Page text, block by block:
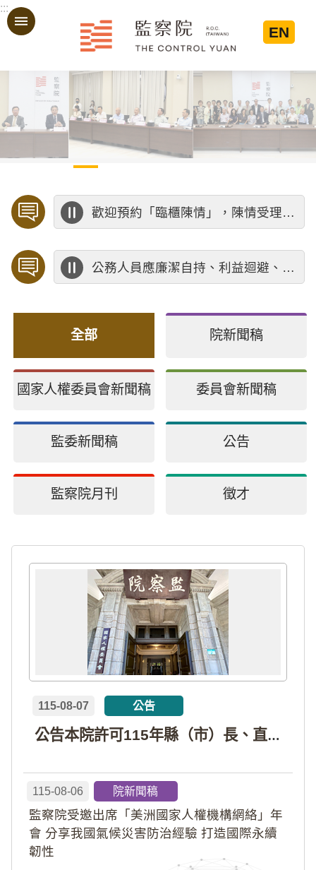
跳到主要內容區塊
:::
EN
歡迎預約「臨櫃陳情」，陳情受理中心將優先排定人員與您接談，釐清案情爭點後收案處理，以節省您的寶貴時間。
公務人員應廉潔自持、利益迴避、依法公正執行公務～考試院公務人員保障暨培訓委員會～
全部 院新聞稿
國家人權委員會新聞稿 委員會新聞稿
監委新聞稿 公告
監察院月刊 徵才
公告本院許可115年縣（市）長、直轄市議員、縣（市）議員擬參選人開立政治獻金專戶共計4戶。各專戶得收受政治獻金期間為自專戶許可設立日起至115年11月27日止，專戶名冊詳如附件。
115-08-07 公告
115-08-06 院新聞稿
監察院受邀出席「美洲國家人權機構網絡」年
會 分享我國氣候災害防治經驗 打造國際永續
韌性